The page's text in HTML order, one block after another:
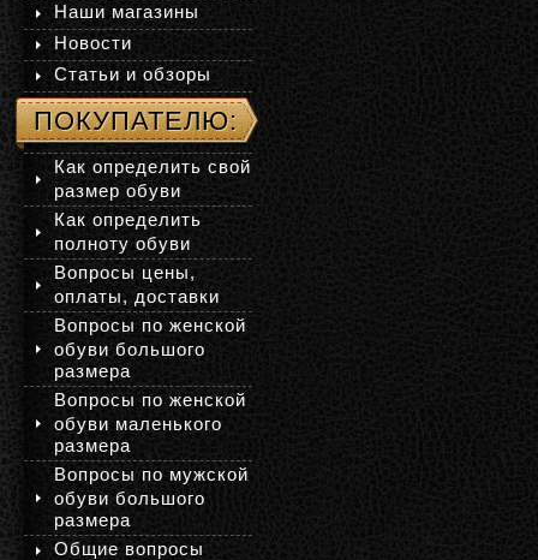
Наши магазины
Новости
Статьи и обзоры
ПОКУПАТЕЛЮ:
Как определить свой
размер обуви
Как определить
полноту обуви
Вопросы цены,
оплаты, доставки
Вопросы по женской
обуви большого
размера
Вопросы по женской
обуви маленького
размера
Вопросы по мужской
обуви большого
размера
Общие вопросы